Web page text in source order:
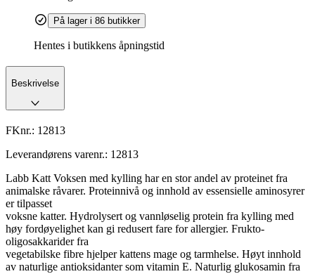
På lager i 86 butikker
Hentes i butikkens åpningstid
Beskrivelse
FKnr.: 12813
Leverandørens varenr.: 12813
Labb Katt Voksen med kylling har en stor andel av proteinet fra
animalske råvarer. Proteinnivå og innhold av essensielle aminosyrer
er tilpasset
voksne katter. Hydrolysert og vannløselig protein fra kylling med
høy fordøyelighet kan gi redusert fare for allergier. Frukto-
oligosakkarider fra
vegetabilske fibre hjelper kattens mage og tarmhelse. Høyt innhold
av naturlige antioksidanter som vitamin E. Naturlig glukosamin fra